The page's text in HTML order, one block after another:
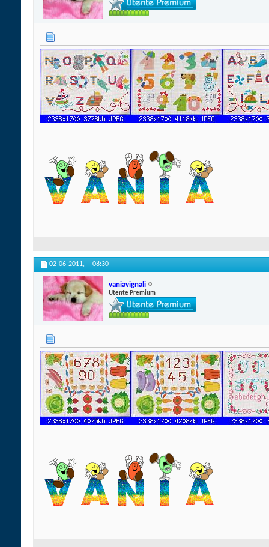
02-06-2011, 08:30
vaniavignali
Utente Premium